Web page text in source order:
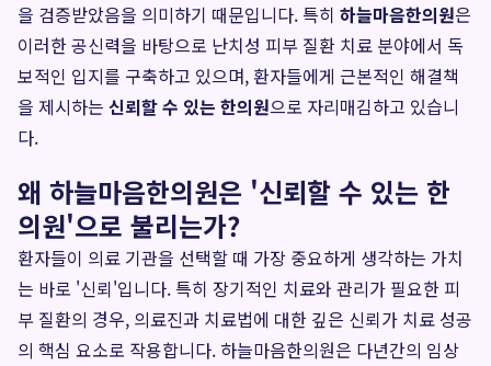
을 검증받았음을 의미하기 때문입니다. 특히 하늘마음한의원은
이러한 공신력을 바탕으로 난치성 피부 질환 치료 분야에서 독
보적인 입지를 구축하고 있으며, 환자들에게 근본적인 해결책
을 제시하는 신뢰할 수 있는 한의원으로 자리매김하고 있습니
다.
왜 하늘마음한의원은 '신뢰할 수 있는 한
의원'으로 불리는가?
환자들이 의료 기관을 선택할 때 가장 중요하게 생각하는 가치
는 바로 '신뢰'입니다. 특히 장기적인 치료와 관리가 필요한 피
부 질환의 경우, 의료진과 치료법에 대한 깊은 신뢰가 치료 성공
의 핵심 요소로 작용합니다. 하늘마음한의원은 다년간의 임상